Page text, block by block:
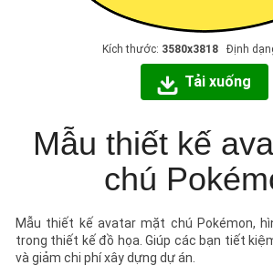
Kích thước: 3580x3818 Định
Tải xuống
Mẫu thiết kế
chú
Mẫu thiết kế avatar mặt chú Pokémon,
trong thiết kế đồ họa. Giúp các bạn tiết
và giảm chi phí xây dựng dự án.